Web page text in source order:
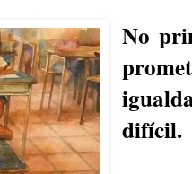
No
difícil.